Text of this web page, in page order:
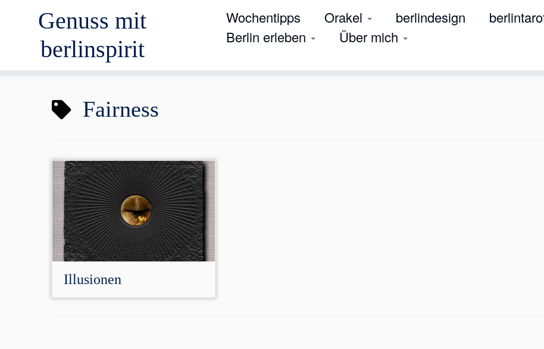
Genuss mit
berlinspirit
Wochentipps Orakel berlindesign
Berlin erleben
Über mich
Fairness
Illusionen